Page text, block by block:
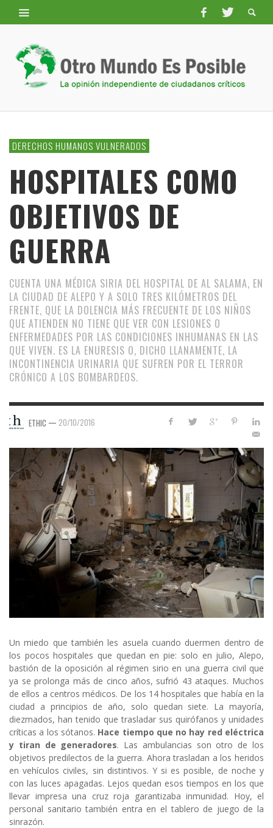
DERECHOS HUMANOS VULNERADOS
HOSPITALES COMO
OBJETIVOS DE
GUERRA
CUENTA UNA MÉDICA SIRIA DEL HOSPITAL DE AL SALAMA, EN
LA CIUDAD DE ALEPO Y A SOLO TRES KILÓMETROS DEL
FRENTE, QUE LA DOLENCIA MÁS FRECUENTE DE LOS NIÑOS
QUE ATIENDEN NO TIENE QUE VER CON LESIONES O
ENFERMEDADES POR LAS CONDICIONES INHUMANAS EN LAS
QUE VIVEN. ES LA ENURESIS O, DICHO LLANAMENTE, LA
INCONTINENCIA URINARIA QUE SUFREN POR EL TERROR
CRÓNICO A LOS BOMBARDEOS.
ETHIC — 20/10/2016
Un miedo que también les asuela cuando duermen dentro de
los pocos hospitales que quedan en pie: solo en julio, Alepo,
bastión de la oposición al régimen sirio en una guerra civil que
ya se prolonga más de cinco años, sufrió 43 ataques. Muchos
de ellos a centros médicos. De los 14 hospitales que había en la
ciudad a principios de año, solo quedan siete. La mayoría,
diezmados, han tenido que trasladar sus quirófanos y unidades
críticas a los sótanos. Hace tiempo que no hay red eléctrica
y tiran de generadores. Las ambulancias son otro de los
objetivos predilectos de la guerra. Ahora trasladan a los heridos
en vehículos civiles, sin distintivos. Y si es posible, de noche y
con las luces apagadas. Lejos quedan esos tiempos en los que
llevar impresa una cruz roja garantizaba inmunidad. Hoy, el
personal sanitario también entra en el tablero de juego de la
sinrazón.